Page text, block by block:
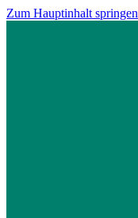
Zum Hauptinhalt springen